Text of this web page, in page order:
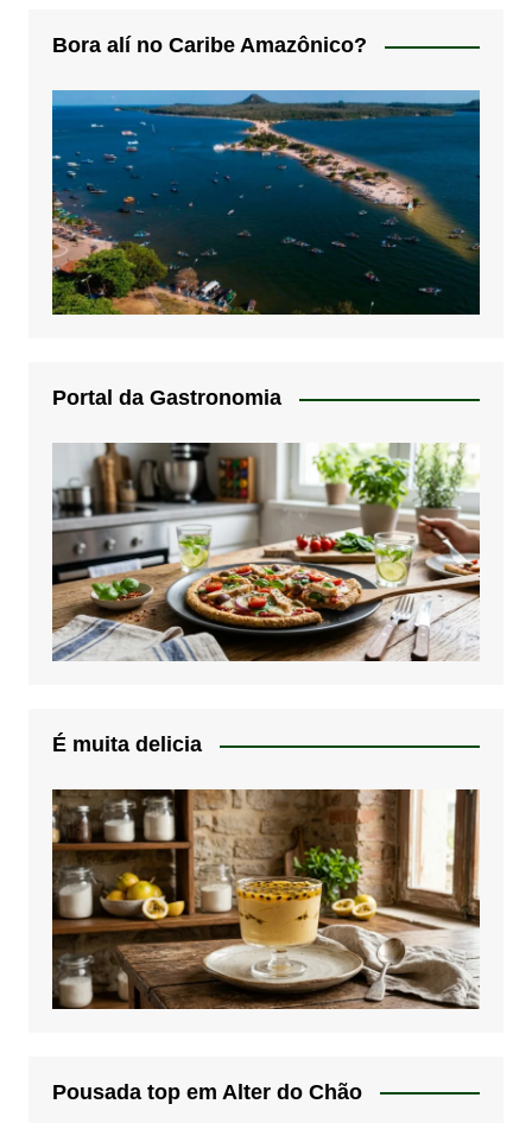
Bora alí no Caribe Amazônico?
Portal da Gastronomia
É muita delicia
Pousada top em Alter do Chão